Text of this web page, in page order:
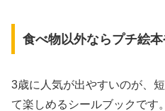
食べ物以外ならプチ絵
3歳に人気が出やすいのが、
て楽しめるシールブックです